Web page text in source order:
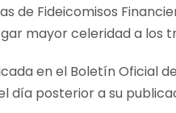
de Fideicomisos
mayor celeridad a los
en el Boletín
día posterior a su